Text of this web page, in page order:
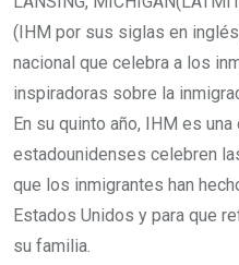
(IHM por sus siglas en
nacional que celebra a los
inspiradoras sobre la
En su quinto año, IHM es
estadounidenses celebren
que los inmigrantes han
Estados Unidos y para que
su familia.